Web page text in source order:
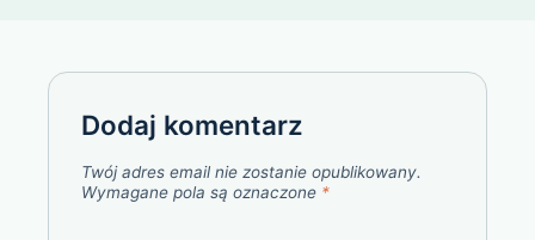
Dodaj komentarz
Twój adres email nie zostanie opublikowany.
Wymagane pola są oznaczone *